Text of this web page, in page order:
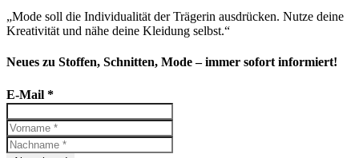
„Mode soll die Individualität der Trägerin ausdrücken. Nutze deine
Kreativität und nähe deine Kleidung selbst.“
Neues zu Stoffen, Schnitten, Mode – immer sofort informiert!
E-Mail *